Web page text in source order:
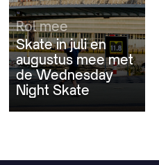
Rol mee
Skate in juli en
augustus mee met
de Wednesday
Night Skate